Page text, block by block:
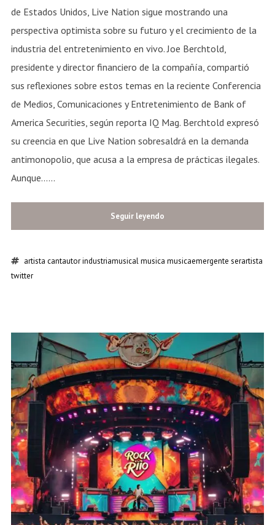
de Estados Unidos, Live Nation sigue mostrando una
perspectiva optimista sobre su futuro y el crecimiento de la
industria del entretenimiento en vivo. Joe Berchtold,
presidente y director financiero de la compañía, compartió
sus reflexiones sobre estos temas en la reciente Conferencia
de Medios, Comunicaciones y Entretenimiento de Bank of
America Securities, según reporta IQ Mag. Berchtold expresó
su creencia en que Live Nation sobresaldrá en la demanda
antimonopolio, que acusa a la empresa de prácticas ilegales.
Aunque......
Seguir leyendo
artista cantautorindustriamusicalmusica musicaemergente serartista
twitter